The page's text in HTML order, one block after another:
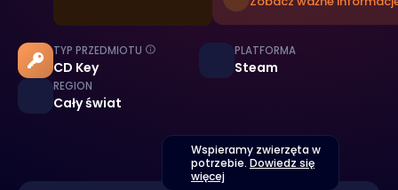
TYP PRZEDMIOTU
CD Key
PLATFORMA
Steam
REGION
Cały świat
Wspieramy zwierzęta w
potrzebie. Dowiedz się
więcej